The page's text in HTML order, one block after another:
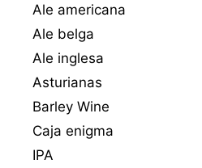
Ale americana
Ale belga
Ale inglesa
Asturianas
Barley Wine
Caja enigma
IPA